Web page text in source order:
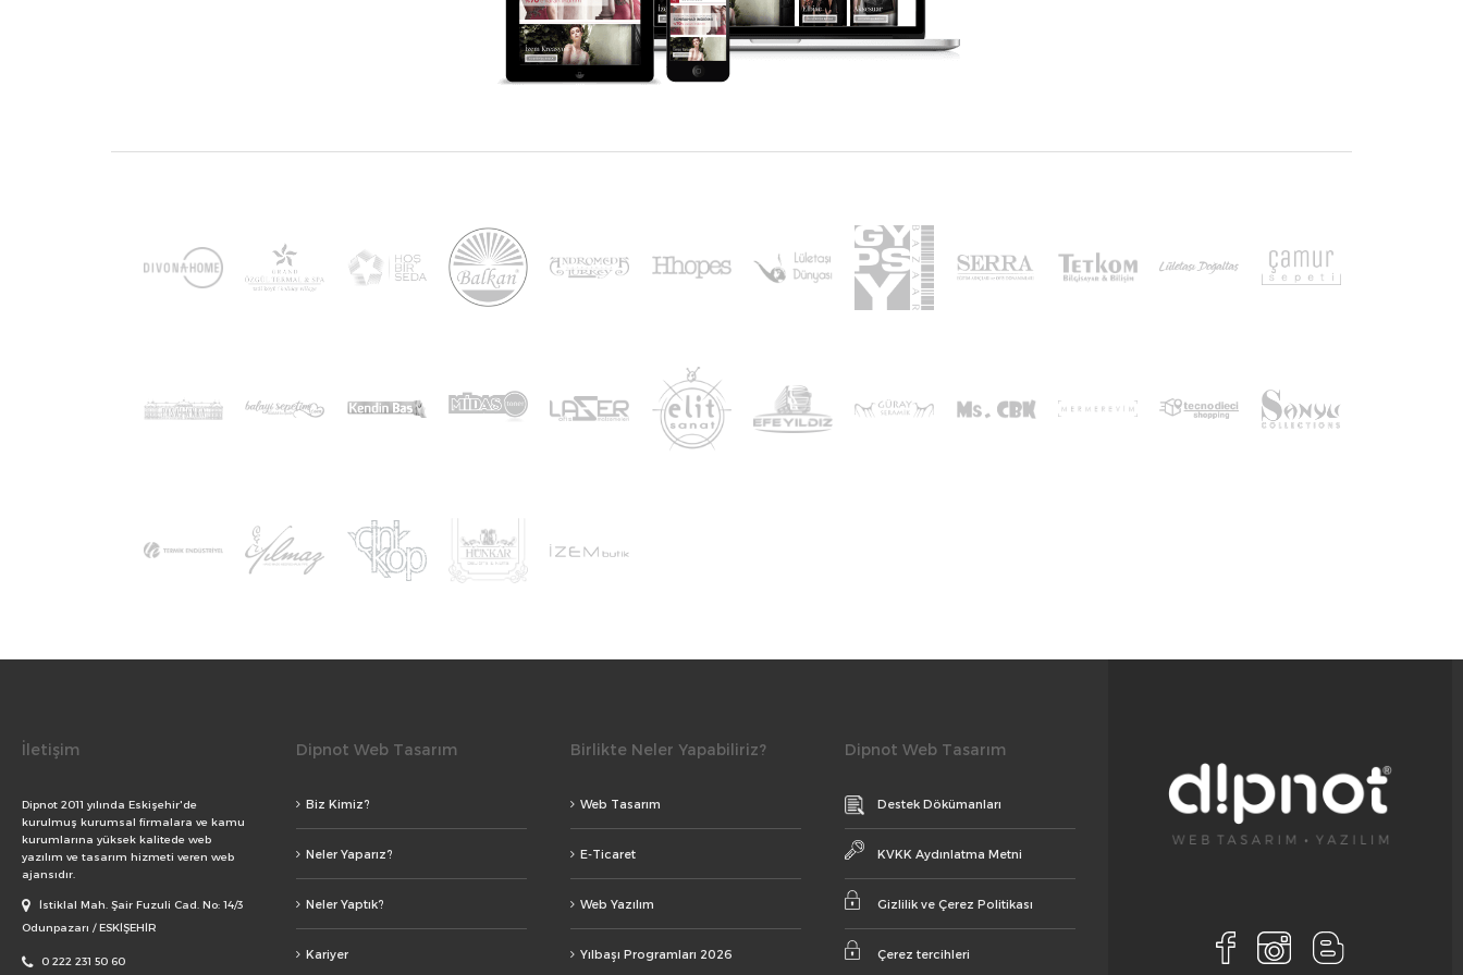
İletişim
Dipnot 2011 yılında Eskişehir'de
kurulmuş kurumsal firmalara ve kamu
kurumlarına yüksek kalitede web
yazılım ve tasarım hizmeti veren web
ajansıdır.
İstiklal Mah. Şair Fuzuli Cad. No: 14/3
Odunpazarı / ESKİŞEHİR
0 222 231 50 60
Dipnot Web Tasarım
Biz Kimiz?
Neler Yaparız?
Neler Yaptık?
Kariyer
Birlikte Neler Yapabiliriz?
Web Tasarım
E-Ticaret
Web Yazılım
Yılbaşı Programları 2026
Dipnot Web Tasarım
Destek Dökümanları
KVKK Aydınlatma Metni
Gizlilik ve Çerez Politikası
Çerez tercihleri